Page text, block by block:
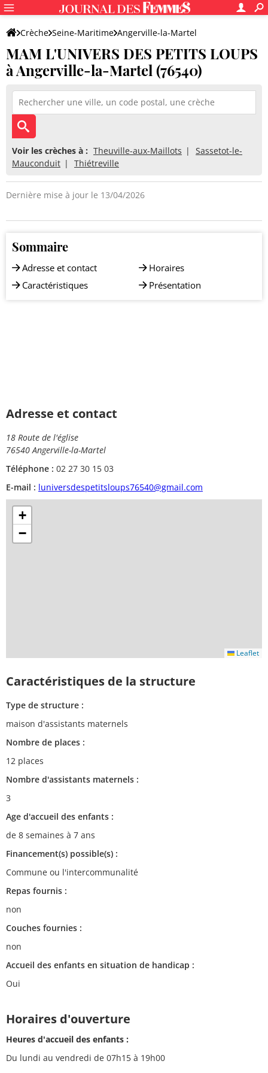
Crèche Seine-Maritime Angerville-la-Martel
MAM L'UNIVERS DES PETITS LOUPS
MAM L'UNIVERS DES PETITS LOUPS
à Angerville-la-Martel (76540)
Voir les crèches à : Theuville-aux-Maillots
Sassetot-le-
Mauconduit
Thiétreville
Dernière mise à jour le 13/04/2026
Sommaire
Adresse et contact
Caractéristiques
Horaires
Présentation
Adresse et contact
18 Route de l'église
76540 Angerville-la-Martel
Téléphone : 02 27 30 15 03
E-mail : luniversdespetitsloups76540@gmail.com
+
−
Leaflet
Caractéristiques de la structure
Type de structure :
maison d'assistants maternels
Nombre de places :
12 places
Nombre d'assistants maternels :
3
Age d'accueil des enfants :
de 8 semaines à 7 ans
Financement(s) possible(s) :
Commune ou l'intercommunalité
Repas fournis :
non
Couches fournies :
non
Accueil des enfants en situation de handicap :
Oui
Horaires d'ouverture
Heures d'accueil des enfants :
Du lundi au vendredi de 07h15 à 19h00